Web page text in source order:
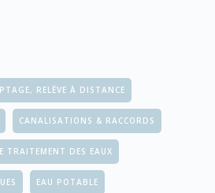
RELÈVE À DISTANCE
CANALISATIONS & RACCORDS
TRAITEMENT DES EAUX
EAU POTABLE